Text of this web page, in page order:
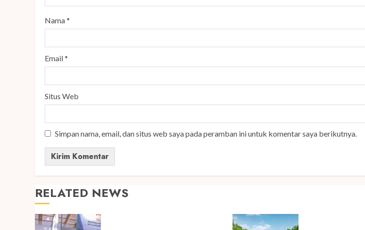
Nama*
Email*
Situs Web
Simpan nama, email, dan situs web saya pada peramban ini untuk komentar saya berikutnya.
RELATED NEWS